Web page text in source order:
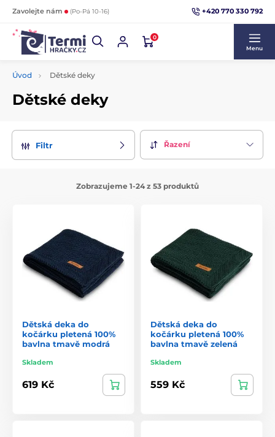
Zavolejte nám (Po-Pá 10-16) +420 770 330 792
0
Menu
Úvod Dětské deky
Dětské deky
Filtr Řazení
Zobrazujeme 1-24 z 53 produktů
Dětská deka do
kočárku pletená 100%
bavlna tmavě modrá
Skladem
619 Kč
Dětská deka do
kočárku pletená 100%
bavlna tmavě zelená
Skladem
559 Kč